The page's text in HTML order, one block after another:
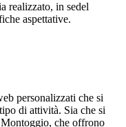
realizzato, in sedel
aspettative.
personalizzati che si
di attività. Sia che si
che offrono